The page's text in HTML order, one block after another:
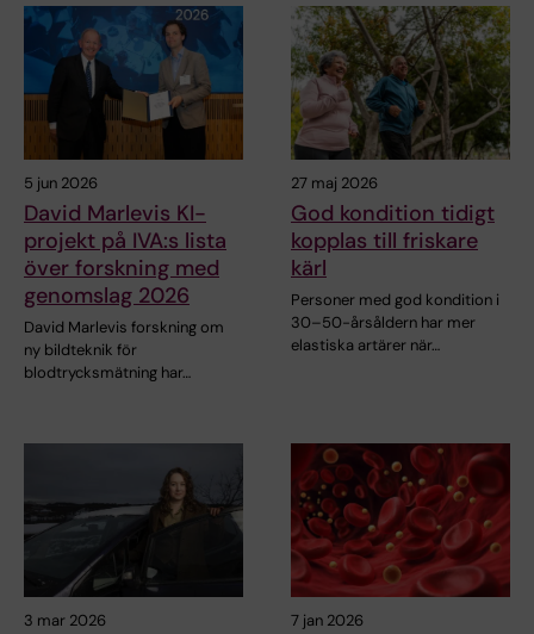
5 jun 2026
David Marlevis KI-
projekt på IVA:s lista
över forskning med
genomslag 2026
David Marlevis forskning om
ny bildteknik för
blodtrycksmätning har…
27 maj 2026
God kondition tidigt
kopplas till friskare
kärl
Personer med god kondition i
30–50-årsåldern har mer
elastiska artärer när…
3 mar 2026 7 jan 2026